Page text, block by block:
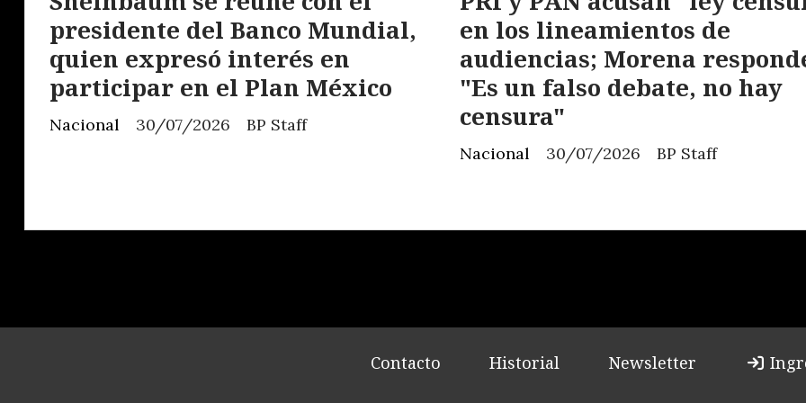
presidente del Banco Mundial,
quien expresó interés en
participar en el Plan México
BP Staff
Nacional 30/07/2026
en los lineamientos de
audiencias; Morena
"Es un falso debate, no hay
censura"
BP Staff
Nacional 30/07/2026
Contacto Historial Newsletter